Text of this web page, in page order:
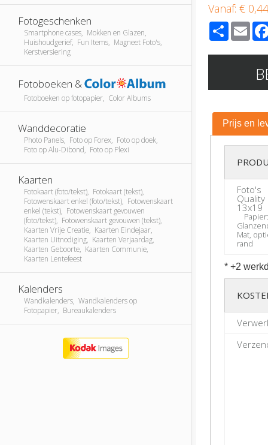
Fotogeschenken
Smartphone cases, Mokken en Glazen,
Huishoudgerief, Fun Items, Magneet Foto's,
Kerstversiering
Fotoboeken &
Fotoboeken op fotopapier, Color Albums
Wanddecoratie
Photo Panels, Foto op Forex, Foto op doek,
Foto op Alu-Dibond, Foto op Plexi
Kaarten
Fotokaart (foto/tekst), Fotokaart (tekst),
Fotowenskaart enkel (foto/tekst), Fotowenskaart
enkel (tekst), Fotowenskaart gevouwen
(foto/tekst), Fotowenskaart gevouwen (tekst),
Kaarten Vrije Creatie, Kaarten Eindejaar,
Kaarten Uitnodiging, Kaarten Verjaardag,
Kaarten Geboorte, Kaarten Communie,
Kaarten Lentefeest
Kalenders
Wandkalenders, Wandkalenders op
Fotopapier, Bureaukalenders
Vanaf:€
Share
Prijs en
Foto's
Quality
13x19
Papier:
Mat,
rand
* +2